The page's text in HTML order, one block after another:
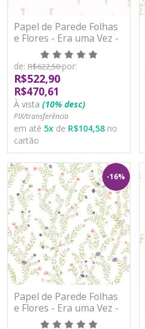
Papel de Parede Folhas
e Flores - Era uma Vez -
89716 - Vinílico
de: R$622,50por:
R$522,90
R$470,61
À vista (10% desc)
PIX/transferência
em até 5x de R$104,58 no
cartão
-16%
Papel de Parede Folhas
e Flores - Era uma Vez -
89730 - Vinílico